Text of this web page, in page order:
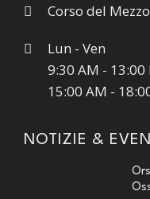
Corso del
Lun - Ven
9:30 AM - 13:00
15:00 AM -
NOTIZIE &